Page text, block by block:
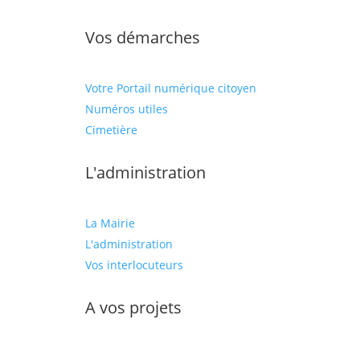
Vos démarches
Votre Portail numérique citoyen
Numéros utiles
Cimetière
L'administration
La Mairie
L'administration
Vos interlocuteurs
A vos projets